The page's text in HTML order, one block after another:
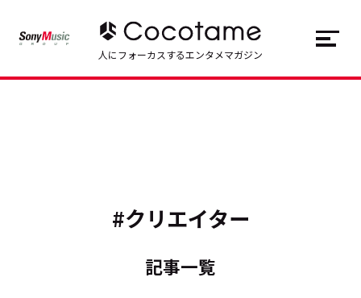
JP EN
人にフォーカスするエンタメマガジン
#クリエイター
記事一覧